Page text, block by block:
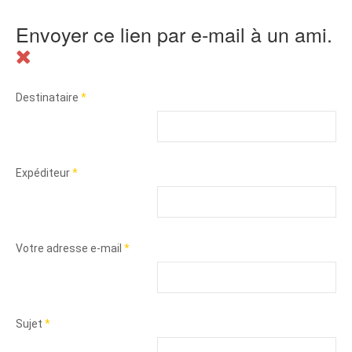
Envoyer ce lien par e-mail à un ami.
Destinataire *
Expéditeur*
Votre adresse e-mail *
Sujet *